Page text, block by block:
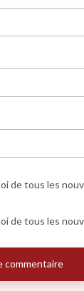
de tous les
de tous les